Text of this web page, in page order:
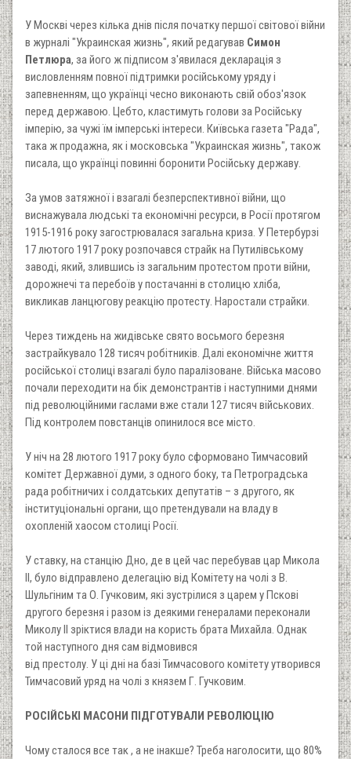
У Москві через кілька днів після початку першої світової війни
в журналі "Украинская жизнь", який редагував Симон
Петлюра, за його ж підписом з'явилася декларація з
висловленням повної підтримки російському уряду і
запевненням, що українці чесно виконають свій обоз'язок
перед державою. Цебто, кластимуть голови за Російську
імперію, за чужі їм імперські інтереси. Київська газета "Рада",
така ж продажна, як і московська "Украинская жизнь", також
писала, що українці повинні боронити Російську державу.
За умов затяжної і взагалі безперспективної війни, що
виснажувала людські та економічні ресурси, в Росії протягом
1915-1916 року загострювалася загальна криза. У Петербурзі
17 лютого 1917 року розпочався страйк на Путилівському
заводі, який, злившись із загальним протестом проти війни,
дорожнечі та перебоїв у постачанні в столицю хліба,
викликав ланцюгову реакцію протесту. Наростали страйки.
Через тиждень на жидівське свято восьмого березня
застрайкувало 128 тисяч робітників. Далі економічне життя
російської столиці взагалі було паралізоване. Війська масово
почали переходити на бік демонстрантів і наступними днями
під революційними гаслами вже стали 127 тисяч військових.
Під контролем повстанців опинилося все місто.
У ніч на 28 лютого 1917 року було сформовано Тимчасовий
комітет Державної думи, з одного боку, та Петроградська
рада робітничих і солдатських депутатів – з другого, як
інституціональні органи, що претендували на владу в
охопленій хаосом столиці Росії.
У ставку, на станцію Дно, де в цей час перебував цар Микола
II, було відправлено делегацію від Комітету на чолі з В.
Шульгіним та О. Гучковим, які зустрілися з царем у Пскові
другого березня і разом із деякими генералами переконали
Миколу II зріктися влади на користь брата Михайла. Однак
той наступного дня сам відмовився
від престолу. У ці дні на базі Тимчасового комітету утворився
Тимчасовий уряд на чолі з князем Г. Гучковим.
РОСІЙСЬКІ МАСОНИ ПІДГОТУВАЛИ РЕВОЛЮЦІЮ
Чому сталося все так , а не інакше? Треба наголосити, що 80%